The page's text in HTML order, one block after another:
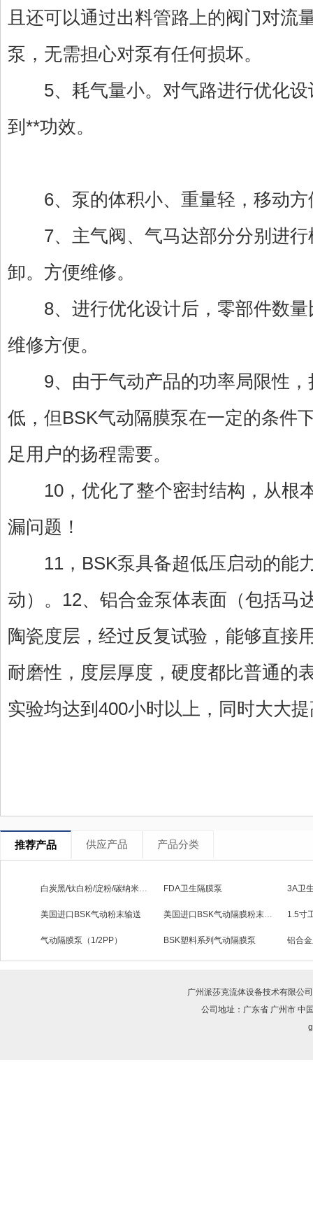
且还可以通过出料管路上的阀门对流
泵，无需担心对泵有任何损坏。
5、耗气量小。对气路进行优化设
到**功效。
6、泵的体积小、重量轻，移动
7、主气阀、气马达部分分别进行
卸。方便维修。
8、进行优化设计后，零部件数量
维修方便。
9、由于气动产品的功率局限性，
低，但BSK气动隔膜泵在一定的条件
足用户的扬程需要。
10，优化了整个密封结构，从根
漏问题！
11，BSK泵具备超低压启动的能
动）。12、铝合金泵体表面（包括马
陶瓷度层，经过反复试验，能够直接
耐磨性，度层厚度，硬度都比普通的
实验均达到400小时以上，同时大大
推荐产品 供应产品 产品分类
白炭黑/钛白粉/淀粉/碳纳米管粉体隔膜泵 FDA卫生隔膜泵 3A卫
美国进口BSK气动粉末输送 美国进口BSK气动隔膜粉末输送泵 1.5寸
气动隔膜泵（1/2PP） BSK塑料系列气动隔膜泵 铝合
广州派莎克流体设备技术有限公司
公司地址：广东省 广州市 中